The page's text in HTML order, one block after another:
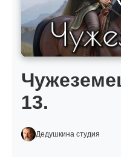
13.
Дедушкина студия